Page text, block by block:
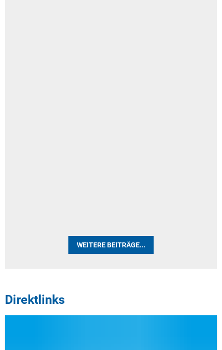
WEITERE BEITRÄGE...
Direktlinks